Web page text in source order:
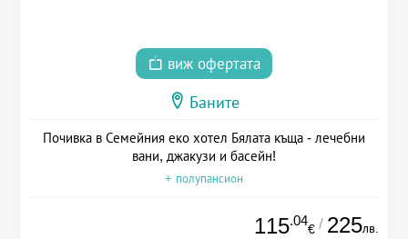
виж офертата
Баните
Почивка в Семейния еко хотел Бялата къща - лечебни
вани, джакузи и басейн!
+ полупансион
115.04
€ / 225лв.